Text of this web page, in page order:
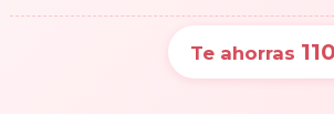
Te ahorras